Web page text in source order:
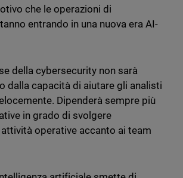
che le operazioni di
entrando in una nuova era AI-
della cybersecurity non sarà
dalla capacità di aiutare gli analisti
Dipenderà sempre più
in grado di svolgere
operative accanto ai team